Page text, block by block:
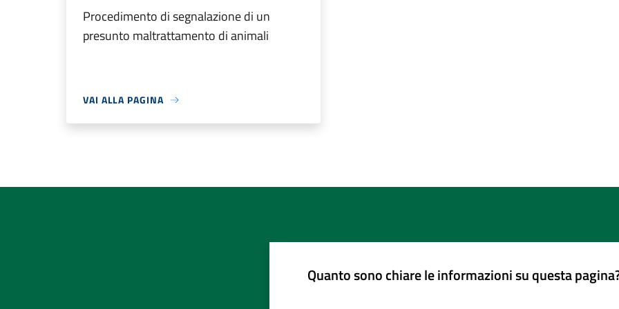
Procedimento di segnalazione di un
presunto maltrattamento di animali
VAI ALLA PAGINA
Quanto sono chiare le informazioni su questa